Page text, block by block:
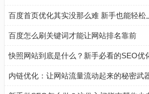
百度首页优化其实没那么难 新手也能轻松
百度怎么刷关键词才能让网站排名靠前
快照网站到底是什么？新手必看的SEO优
内链优化：让网站流量流动起来的秘密武